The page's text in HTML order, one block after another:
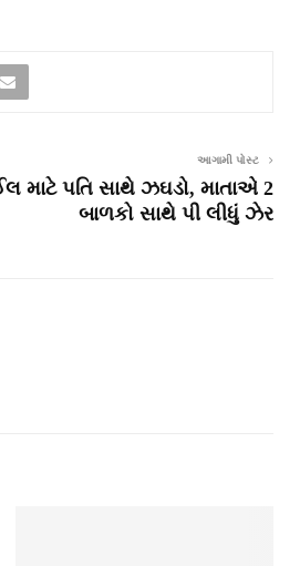
આગામી પોસ્ટ
માટે પતિ સાથે ઝઘડો, માતાએ 2
બાળકો સાથે પી લીધું ઝેર